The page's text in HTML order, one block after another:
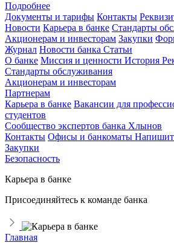
Подробнее
Документы и тарифы Контакты
Новости Карьера в банке Стандарты
Акционерам и инвесторам Закупки
Журнал Новости банка Статьи
О банке Миссия и ценности История
Стандарты обслуживания
Акционерам и инвесторам
Партнерам
Карьера в банке Вакансии для
студентов
Сообщество экспертов банка Хлынов
Контакты Офисы и банкоматы
Закупки
Безопасность
Карьера в банке
Присоединяйтесь к команде банка
Главная